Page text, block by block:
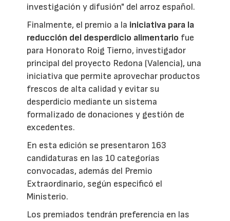
investigación y difusión" del arroz español.
Finalmente, el premio a la iniciativa para la
reducción del desperdicio alimentario fue
para Honorato Roig Tierno, investigador
principal del proyecto Redona (Valencia), una
iniciativa que permite aprovechar productos
frescos de alta calidad y evitar su
desperdicio mediante un sistema
formalizado de donaciones y gestión de
excedentes.
En esta edición se presentaron 163
candidaturas en las 10 categorías
convocadas, además del Premio
Extraordinario, según especificó el
Ministerio.
Los premiados tendrán preferencia en las